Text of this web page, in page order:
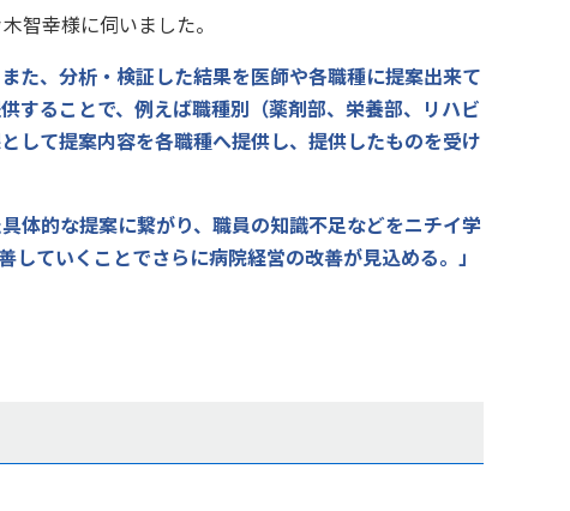
幸様に伺いました。
た、分析・検証した結果を医師や各職種に提案出来て
することで、 例えば職種別（薬剤部、栄養部、リハビ
して提案内容を各職種へ提供し、提供したものを受け
体的な提案に繋がり、職員の知識不足などをニチイ学
ていくことでさらに病院経営の改善が見込める。」